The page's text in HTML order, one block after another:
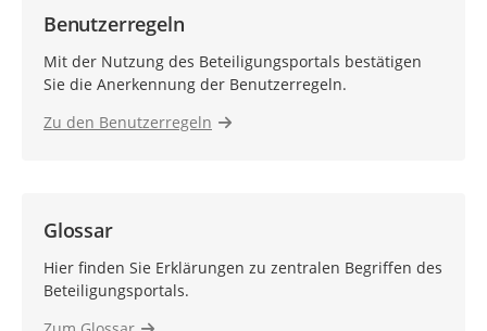
Benutzerregeln
Mit der Nutzung des Beteiligungsportals bestätigen
Sie die Anerkennung der Benutzerregeln.
Zu den Benutzerregeln
Glossar
Hier finden Sie Erklärungen zu zentralen Begriffen des
Beteiligungsportals.